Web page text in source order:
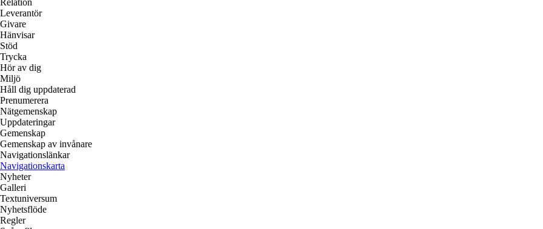
Relation
Leverantör
Givare
Hänvisar
Stöd
Trycka
Hör av dig
Miljö
Håll dig uppdaterad
Prenumerera
Nätgemenskap
Uppdateringar
Gemenskap
Gemenskap av invånare
Navigationslänkar
Navigationskarta
Nyheter
Galleri
Textuniversum
Nyhetsflöde
Regler